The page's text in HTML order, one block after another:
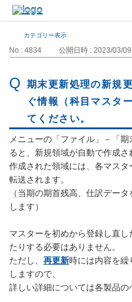
カテゴリー表示
No : 4834 公開日時 : 2023/03/
期末更新処理の新規
ぐ情報（科目マスタ
てください。
メニューの「ファイル」－「
ると、新規領域が自動で作成さ
作成された領域には、各マス
転送されます。
（当期の期首残高、仕訳デー
します）
マスターを初めから登録し直
たりする必要はありません。
ただし、 再更新時には内容を繰
しますので、
詳しい詳細については各製品の